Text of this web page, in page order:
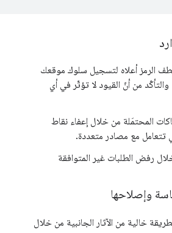
أعلاه لتسجيل سلوك موقعك
من أنّ القيود لا تؤثّر في أي
المحتمَلة من خلال إعفاء نقاط
مع مصادر متعددة.
الطلبات غير المتوافقة
وإصلاحها
من الآثار الجانبية من خلال